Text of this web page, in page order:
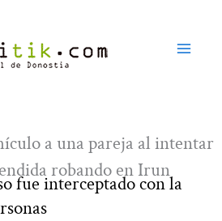
a una pareja al intentar
robando en Irun
fue interceptado con la